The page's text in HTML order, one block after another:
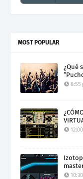
MOST POPULAR
¿Qué
8:55